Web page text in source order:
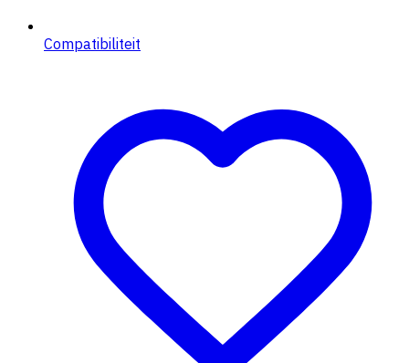
Compatibiliteit